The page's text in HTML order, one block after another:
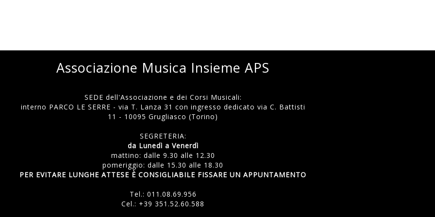
Associazione Musica Insieme APS
SEDE dell'Associazione e dei Corsi Musicali:
interno PARCO LE SERRE - via T. Lanza 31 con ingresso dedicato via C. Battisti
11 - 10095 Grugliasco (Torino)
SEGRETERIA:
da Lunedì a Venerdì
mattino: dalle 9.30 alle 12.30
pomeriggio: dalle 15.30 alle 18.30
PER EVITARE LUNGHE ATTESE È CONSIGLIABILE FISSARE UN APPUNTAMENTO
Tel.: 011.08.69.956
Cel.: +39 351.52.60.588